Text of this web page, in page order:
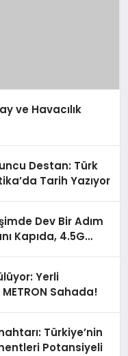
ve Havacılık
Destan: Türk
Tarih Yazıyor
Dev Bir Adım
Kapıda, 4.5G
Yerli
Sahada!
Türkiye’nin
Potansiyeli